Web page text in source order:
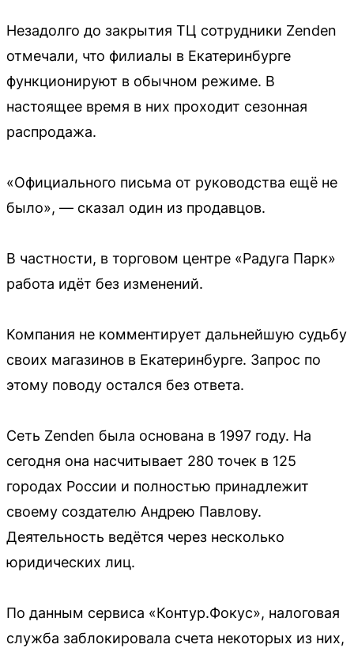
Незадолго до закрытия ТЦ сотрудники Zenden
отмечали, что филиалы в Екатеринбурге
функционируют в обычном режиме. В
настоящее время в них проходит сезонная
распродажа.
«Официального письма от руководства ещё не
было», — сказал один из продавцов.
В частности, в торговом центре «Радуга Парк»
работа идёт без изменений.
Компания не комментирует дальнейшую судьбу
своих магазинов в Екатеринбурге. Запрос по
этому поводу остался без ответа.
Сеть Zenden была основана в 1997 году. На
сегодня она насчитывает 280 точек в 125
городах России и полностью принадлежит
своему создателю Андрею Павлову.
Деятельность ведётся через несколько
юридических лиц.
По данным сервиса «Контур.Фокус», налоговая
служба заблокировала счета некоторых из них,